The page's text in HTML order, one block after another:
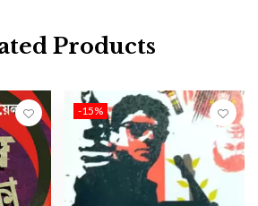
Products
-15%